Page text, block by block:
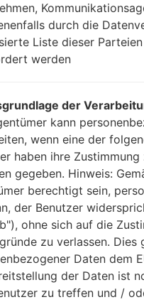
durch die
Liste dieser
werden
der
kann
wenn eine der
haben ihre
gegeben. Hinweis:
berechtigt sein,
der Benutzer
ohne sich auf die
zu verlassen.
Daten dem
der Daten ist
zu treffen und /